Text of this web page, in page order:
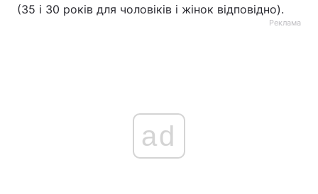
(35 і 30 років для чоловіків і жінок відповідно).
Реклама
ad